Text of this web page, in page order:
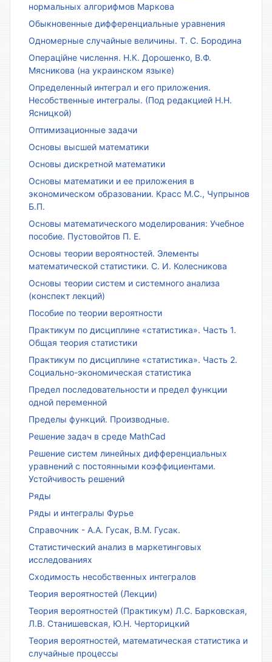
нормальных алгорифмов Маркова
Обыкновенные дифференциальные уравнения
Одномерные случайные величины. Т. С. Бородина
Операційне числення. Н.К. Дорошенко, В.Ф.
Мясникова (на украинском языке)
Определенный интеграл и его приложения.
Несобственные интегралы. (Под редакцией Н.Н.
Ясницкой)
Оптимизационные задачи
Основы высшей математики
Основы дискретной математики
Основы математики и ее приложения в
экономическом образовании. Красс М.С., Чупрынов
Б.П.
Основы математического моделирования: Учебное
пособие. Пустовойтов П. Е.
Основы теории вероятностей. Элементы
математической статистики. С. И. Колесникова
Основы теории систем и системного анализа
(конспект лекций)
Пособие по теории вероятности
Практикум по дисциплине «статистика». Часть 1.
Общая теория статистики
Практикум по дисциплине «статистика». Часть 2.
Социально-экономическая статистика
Предел последовательности и предел функции
одной переменной
Пределы функций. Производные.
Решение задач в среде MathCad
Решение систем линейных дифференциальных
уравнений с постоянными коэффициентами.
Устойчивость решений
Ряды
Ряды и интегралы Фурье
Справочник - А.А. Гусак, В.М. Гусак.
Статистический анализ в маркетинговых
исследованиях
Сходимость несобственных интегралов
Теория вероятностей (Лекции)
Теория вероятностей (Практикум) Л.С. Барковская,
Л.В. Станишевская, Ю.Н. Черторицкий
Теория вероятностей, математическая статистика и
случайные процессы